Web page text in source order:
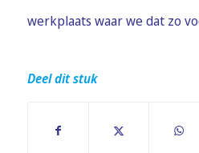
werkplaats waar we dat zo
Deel dit stuk